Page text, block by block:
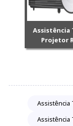
Assistência
Projetor
Assistência
Assistência